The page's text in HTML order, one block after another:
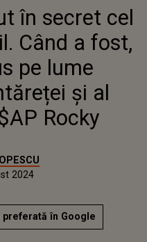
AL DOILEA COPIL. CÂND
DE FAPT, ADUS PE LUME
CÂNTĂREȚEI ȘI AL
A$AP ROCKY
în secret cel
Când a fost,
pe lume
și al
Rocky
2024
în Google